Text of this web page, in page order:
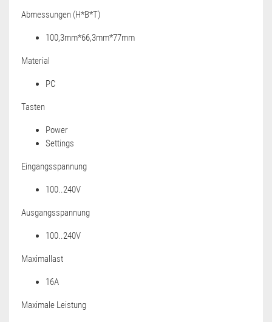
Abmessungen (H*B*T)
100,3mm*66,3mm*77mm
Material
PC
Tasten
Power
Settings
Eingangsspannung
100..240V
Ausgangsspannung
100..240V
Maximallast
16A
Maximale Leistung